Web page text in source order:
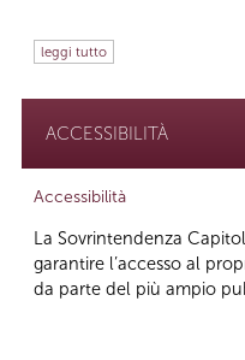
leggi tutto
ACCESSIBILITÀ
Accessibilità
La Sovrintendenza
garantire l’accesso al
da parte del più ampio